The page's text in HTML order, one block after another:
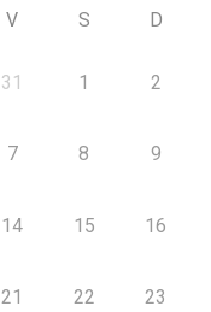
V S D
31 1 2
7 8 9
14 15 16
21 22 23